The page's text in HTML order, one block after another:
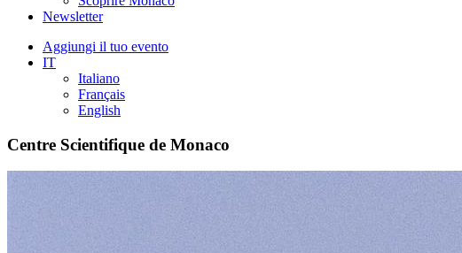
Newsletter
Aggiungi il tuo evento
IT
Italiano
Français
English
Centre Scientifique de Monaco